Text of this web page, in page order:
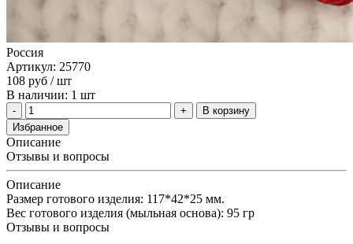
Россия
Артикул: 25770
108 руб / шт
В наличии: 1 шт
В корзину
Избранное
Описание
Отзывы и вопросы
Описание
Размер готового изделия: 117*42*25 мм.
Вес готового изделия (мыльная основа): 95 гр
Отзывы и вопросы